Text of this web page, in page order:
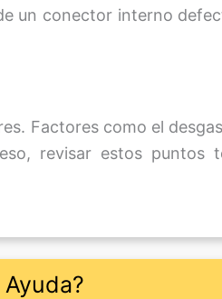
un conector interno
Factores como el
revisar estos puntos